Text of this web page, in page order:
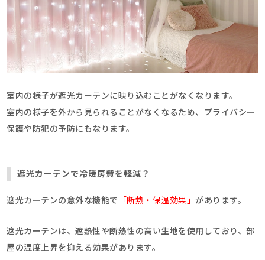
室内の様子が遮光カーテンに映り込むことがなくなります。
室内の様子を外から見られることがなくなるため、プライバシー
保護や防犯の予防にもなります。
遮光カーテンで冷暖房費を軽減？
遮光カーテンの意外な機能で 「断熱・保温効果」 があります。
遮光カーテンは、遮熱性や断熱性の高い生地を使用しており、部
屋の温度上昇を抑える効果があります。